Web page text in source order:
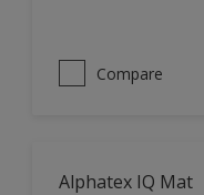
Compare
Alphatex IQ Mat